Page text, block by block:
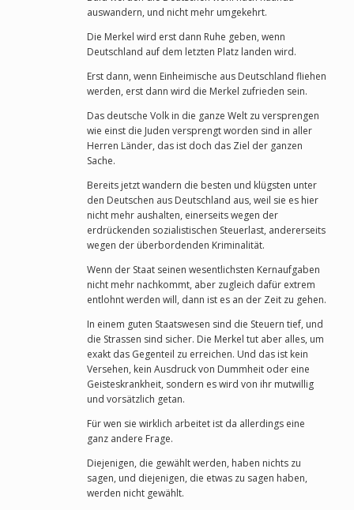
auswandern, und nicht mehr umgekehrt.
Die Merkel wird erst dann Ruhe geben, wenn
Deutschland auf dem letzten Platz landen wird.
Erst dann, wenn Einheimische aus Deutschland fliehen
werden, erst dann wird die Merkel zufrieden sein.
Das deutsche Volk in die ganze Welt zu versprengen
wie einst die Juden versprengt worden sind in aller
Herren Länder, das ist doch das Ziel der ganzen
Sache.
Bereits jetzt wandern die besten und klügsten unter
den Deutschen aus Deutschland aus, weil sie es hier
nicht mehr aushalten, einerseits wegen der
erdrückenden sozialistischen Steuerlast, andererseits
wegen der überbordenden Kriminalität.
Wenn der Staat seinen wesentlichsten Kernaufgaben
nicht mehr nachkommt, aber zugleich dafür extrem
entlohnt werden will, dann ist es an der Zeit zu gehen.
In einem guten Staatswesen sind die Steuern tief, und
die Strassen sind sicher. Die Merkel tut aber alles, um
exakt das Gegenteil zu erreichen. Und das ist kein
Versehen, kein Ausdruck von Dummheit oder eine
Geisteskrankheit, sondern es wird von ihr mutwillig
und vorsätzlich getan.
Für wen sie wirklich arbeitet ist da allerdings eine
ganz andere Frage.
Diejenigen, die gewählt werden, haben nichts zu
sagen, und diejenigen, die etwas zu sagen haben,
werden nicht gewählt.